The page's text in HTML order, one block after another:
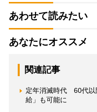
あわせて読みたい
あなたにオススメ
関連記事
定年消滅時代 60代以
給」も可能に